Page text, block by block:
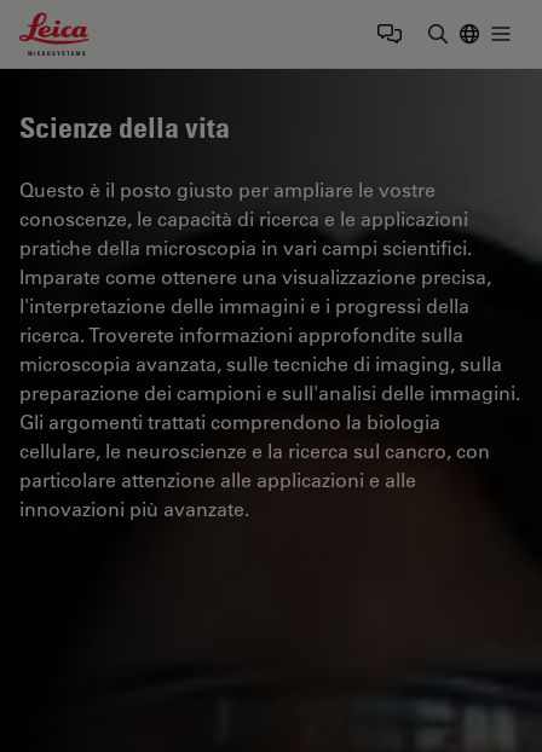
Leica Microsystems Logo
Scienze della vita
Questo è il posto giusto per ampliare le vostre
conoscenze, le capacità di ricerca e le applicazioni
pratiche della microscopia in vari campi scientifici.
Imparate come ottenere una visualizzazione precisa,
l'interpretazione delle immagini e i progressi della
ricerca. Troverete informazioni approfondite sulla
microscopia avanzata, sulle tecniche di imaging, sulla
preparazione dei campioni e sull'analisi delle immagini.
Gli argomenti trattati comprendono la biologia
cellulare, le neuroscienze e la ricerca sul cancro, con
particolare attenzione alle applicazioni e alle
innovazioni più avanzate.